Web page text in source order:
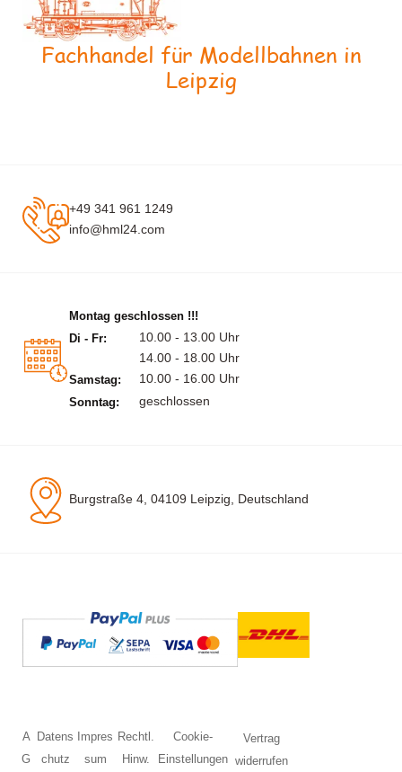
Fachhandel für Modellbahnen in
Leipzig
+49 341 961 1249
info@hml24.com
Montag geschlossen !!!
Di - Fr:
10.00 - 13.00 Uhr
14.00 - 18.00 Uhr
Samstag: 10.00 - 16.00 Uhr
Sonntag: geschlossen
Burgstraße 4, 04109 Leipzig, Deutschland
A
G
Datens
chutz
Impres
sum
Rechtl.
Hinw.
Cookie-
Einstellungen
Vertrag
widerrufen